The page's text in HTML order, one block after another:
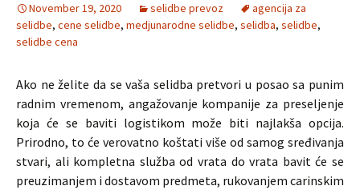
November 19, 2020 selidbe prevoz
agencija za
selidbe, cene selidbe, medjunarodne selidbe, selidba, selidbe,
selidbe cena
Ako ne želite da se vaša selidba pretvori u posao sa punim
radnim vremenom, angažovanje kompanije za preseljenje
koja će se baviti logistikom može biti najlakša opcija.
Prirodno, to će verovatno koštati više od samog sređivanja
stvari, ali kompletna služba od vrata do vrata bavit će se
preuzimanjem i dostavom predmeta, rukovanjem carinskim